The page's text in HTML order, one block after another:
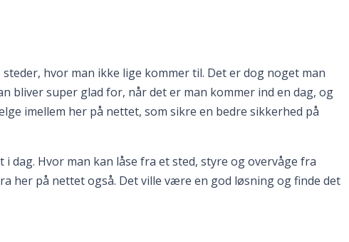
hvor man ikke lige kommer til. Det er dog noget man
bliver super glad for, når det er man kommer ind en dag, og
imellem her på nettet, som sikre en bedre sikkerhed på
Hvor man kan låse fra et sted, styre og overvåge fra
her på nettet også. Det ville være en god løsning og finde det